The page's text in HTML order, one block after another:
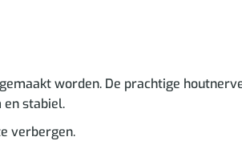
worden. De prachtige
en stabiel.
verbergen.